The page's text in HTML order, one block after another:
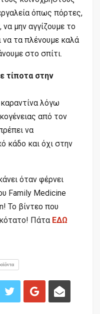
όπως πόρτες,
μην αγγίζουμε το
τα πλένουμε καλά
στο σπίτι.
τίποτα στην
λόγω
από τον
να
κάδο και όχι στην
όταν φέρνει
Family Medicine
Το βίντεο που
Πάτα ΕΔΩ